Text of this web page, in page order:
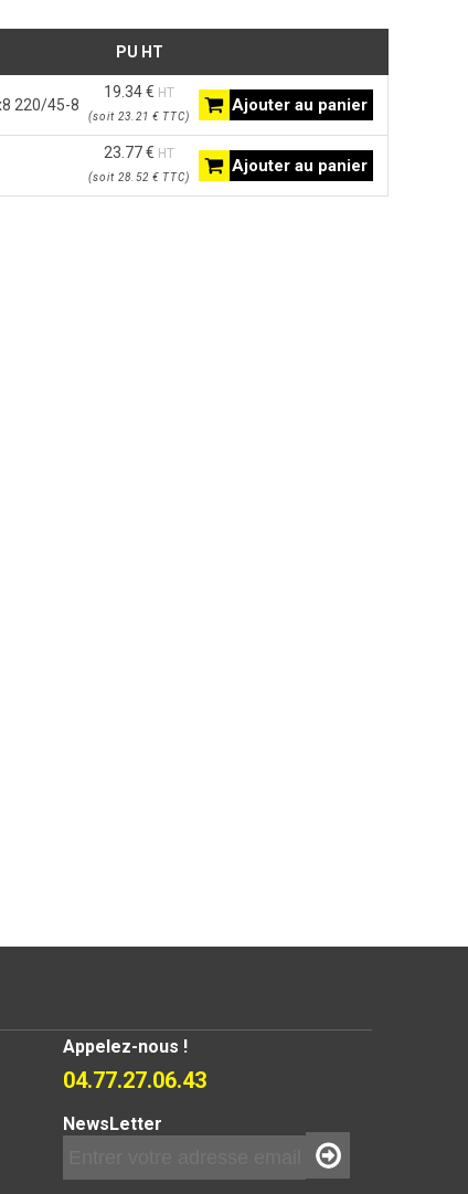
PU HT
220/45-8
19.34 € HT
(soit 23.21 € TTC)
Ajouter au panier
23.77 € HT
(soit 28.52 € TTC)
Ajouter au panier
Appelez-nous !
04.77.27.06.43
NewsLetter